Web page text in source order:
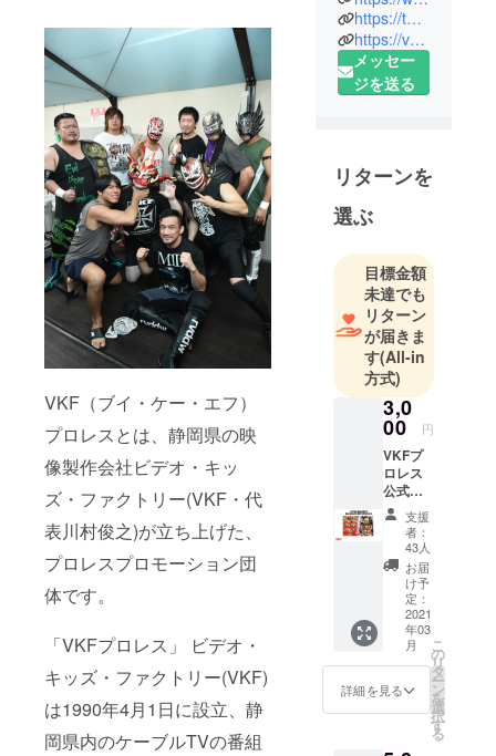
VKF（ブイ・ケー・エフ）
プロレスとは、静岡県の映
像製作会社ビデオ・キッ
ズ・ファクトリー(VKF・代
表川村俊之)が立ち上げた、
プロレスプロモーション団
体です。
「VKFプロレス」 ビデオ・
キッズ・ファクトリー(VKF)
は1990年4月1日に設立、静
岡県内のケーブルTVの番組
静岡県の映
像製作会社
ビデオ・
キッズ・
代表川村俊
之)が立ち上
げた、プロ
モーション
である。
「VKFプロレ
ス（ブイ・
ケー・エ
フ・プロレ
ス）」
ビデオ・
キッズ・
ファクト
リー(VKF)は
1990年4月1
日に設立、
静岡県内の
ケーブルTV
の番組制
作・結婚
イベントな
作を手がけ
https://twitter.com/VKF4Life
https://vkf.base.shop/
メッセー
ジを送る
リターンを
選ぶ
目標金額
未達でも
リターン
が届きま
す(All-in
方式)
3,0
00 円
VKFプ
ロレス
公式大
会DVD
過去大
会から
2021年
までお
好きな
大会１
https://
vkf.bas
e.shop/
categor
ies/152
支援
者：
43人
お届
け予
定：
2021
年03
月
詳細を見る
こ
の
リ
タ
ー
ン
を
選
択
す
る